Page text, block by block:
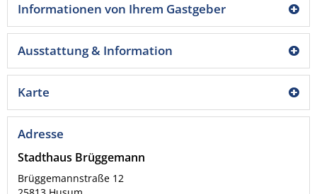
Informationen von Ihrem Gastgeber
Ausstattung & Information
Karte
Adresse
Stadthaus Brüggemann
Brüggemannstraße 12